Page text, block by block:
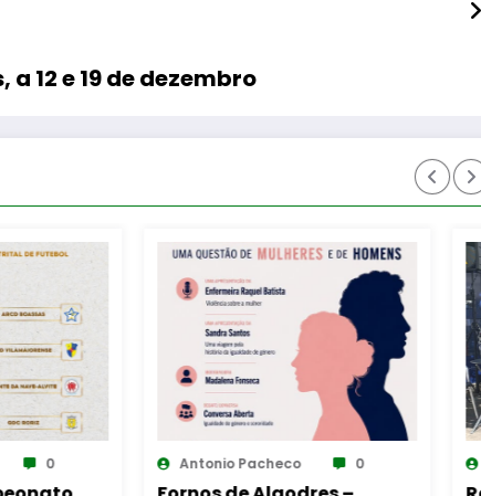
12 e 19 de dezembro
Antonio Pacheco